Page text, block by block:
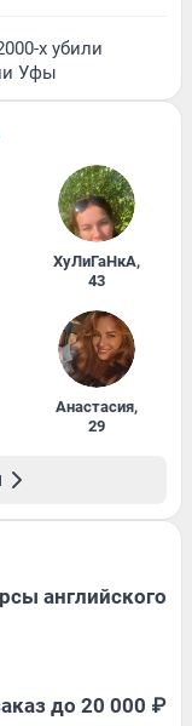
х убили
Уфы
ХуЛиГаНкА,
43
Анастасия,
29
английского
до 20 000 ₽